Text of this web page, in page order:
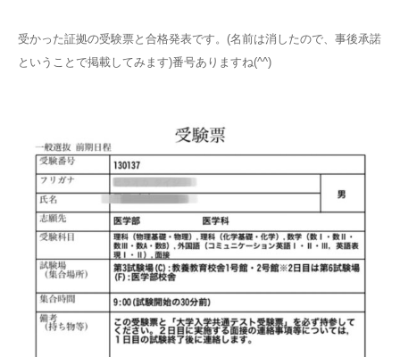
受かった証拠の受験票と合格発表です。(名前は消したので、事後承諾
ということで掲載してみます)番号ありますね(^^)